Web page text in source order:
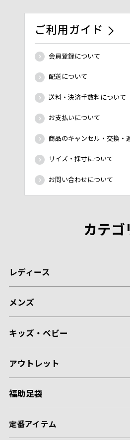
ご利用ガイド
会員登録について
配送について
送料・決済手数料について
お支払いについて
商品のキャンセル・交換・
サイズ・採寸について
お問い合わせについて
カテゴ
レディース
メンズ
キッズ・ベビー
アウトレット
福助足袋
定番アイテム